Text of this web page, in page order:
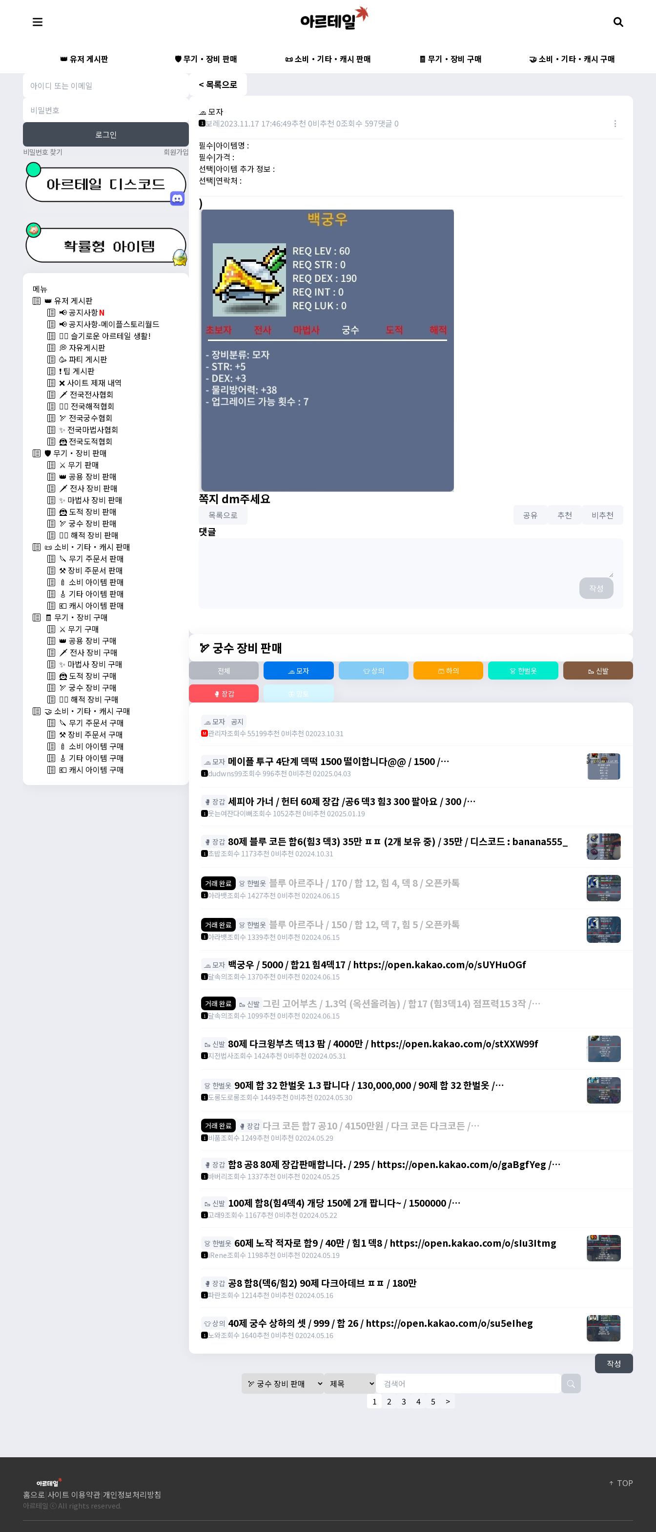
👑 유저 게시판 🛡️ 무기・장비 판매 📜 소비・기타・캐시 판매 🧾 무기・장비 구매 🤝 소비・기타・캐시 구매
로그인
비밀번호 찾기 회원가입
메뉴
👑 유저 게시판
📢 공지사항N
📢 공지사항-메이플스토리월드
💁‍♂ 슬기로운 아르테일 생활!
💭 자유게시판
🥳 파티 게시판
❗️ 팁 게시판
❌ 사이트 제재 내역
🗡️ 전국전사협회
🏴‍☠️ 전국해적협회
🏹 전국궁수협회
✨ 전국마법사협회
🦹 전국도적협회
🛡️ 무기・장비 판매
⚔️ 무기 판매
👑 공용 장비 판매
🗡️ 전사 장비 판매
✨ 마법사 장비 판매
🦹 도적 장비 판매
🏹 궁수 장비 판매
🏴‍☠️ 해적 장비 판매
📜 소비・기타・캐시 판매
🔪 무기 주문서 판매
⚒️ 장비 주문서 판매
🍼 소비 아이템 판매
🎸 기타 아이템 판매
💶 캐시 아이템 판매
🧾 무기・장비 구매
⚔️ 무기 구매
👑 공용 장비 구매
🗡️ 전사 장비 구매
✨ 마법사 장비 구매
🦹 도적 장비 구매
🏹 궁수 장비 구매
🏴‍☠️ 해적 장비 구매
🤝 소비・기타・캐시 구매
🔪 무기 주문서 구매
⚒️ 장비 주문서 구매
🍼 소비 아이템 구매
🎸 기타 아이템 구매
💶 캐시 아이템 구매
< 목록으로
🧢 모자
1 보레2023.11.17 17:46:49추천 0비추천 0조회수 597댓글 0
필수|아이템명 :
필수|가격 :
선택|아이템 추가 정보 :
선택|연락처 :
)
쪽지 dm주세요
목록으로 공유 추천 비추천
댓글
작성
🏹 궁수 장비 판매
전체 🧢 모자 👕 상의 🩳 하의 👗 한벌옷 🥾 신발
🥊 장갑 🦋 망토
🧢 모자 공지
M 관리자조회수 55199추천 0비추천 02023.10.31
🧢 모자 메이플 투구 4단계 덱떡 1500 떨이합니다@@ / 1500 /
https://open.kakao.com/o/gHP3Pfph / https://open.kakao.com/o/gHP3Pfph
1 dudwns99조회수 996추천 0비추천 02025.04.03
🥊 장갑 세피아 가너 / 헌터 60제 장갑 /공6 덱3 힘3 300 팔아요 / 300 /
https://open.kakao.com/o/sudvnjbh
1 웃는여잔다이뻐조회수 1052추천 0비추천 02025.01.19
🥊 장갑 80제 블루 코든 합6(힘3 덱3) 35만 ㅍㅍ (2개 보유 중) / 35만 / 디스코드 : banana555_
1 초밥조회수 1173추천 0비추천 02024.10.31
거래 완료 👗 한벌옷 블루 아르주나 / 170 / 합 12, 힘 4, 덱 8 / 오픈카톡
1 아라뱃조회수 1427추천 0비추천 02024.06.15
거래 완료 👗 한벌옷 블루 아르주나 / 150 / 합 12, 덱 7, 힘 5 / 오픈카톡
1 아라뱃조회수 1339추천 0비추천 02024.06.15
🧢 모자 백궁우 / 5000 / 합21 힘4덱17 / https://open.kakao.com/o/sUYHuOGf
1 달속의조회수 1370추천 0비추천 02024.06.15
거래 완료 🥾 신발 그린 고어부츠 / 1.3억 (옥션올려놈) / 합17 (힘3덱14) 점프력15 3작 /
https://open.kakao.com/o/sUYHuOGf
1 달속의조회수 1099추천 0비추천 02024.06.15
🥾 신발 80제 다크윙부츠 덱13 팜 / 4000만 / https://open.kakao.com/o/stXXW99f
1 지전법사조회수 1424추천 0비추천 02024.05.31
👗 한벌옷 90제 합 32 한벌옷 1.3 팝니다 / 130,000,000 / 90제 합 32 한벌옷 /
https://open.kakao.com/o/s5skYEag
1 도롱도로롱조회수 1449추천 0비추천 02024.05.30
거래 완료 🥊 장갑 다크 코든 합7 공10 / 4150만원 / 다크 코든 다크코든 /
https://open.kakao.com/o/gHbpuzYf
1 비품조회수 1249추천 0비추천 02024.05.29
🥊 장갑 합8 공8 80제 장갑판매합니다. / 295 / https://open.kakao.com/o/gaBgfYeg /
https://open.kakao.com/o/gaBgfYeg
1 바버리조회수 1337추천 0비추천 02024.05.25
🥾 신발 100제 합8(힘4덱4) 개당 150에 2개 팝니다~ / 1500000 /
https://open.kakao.com/o/svENRw7f
1 고래9조회수 1167추천 0비추천 02024.05.22
👗 한벌옷 60제 노작 적자로 합9 / 40만 / 힘1 덱8 / https://open.kakao.com/o/sIu3Itmg
1 iRene조회수 1198추천 0비추천 02024.05.19
🥊 장갑 공8 합8(덱6/힘2) 90제 다크아데브 ㅍㅍ / 180만
1 파란조회수 1214추천 0비추천 02024.05.16
👕 상의 40제 궁수 상하의 셋 / 999 / 합 26 / https://open.kakao.com/o/su5eIheg
1 노와조회수 1640추천 0비추천 02024.05.16
작성
1 2 3 4 5 >
TOP
홈으로 사이트 이용약관 개인정보처리방침
아르테일 ⓒ All rights reserved.